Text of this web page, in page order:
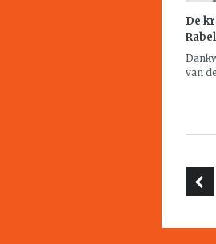
De
van